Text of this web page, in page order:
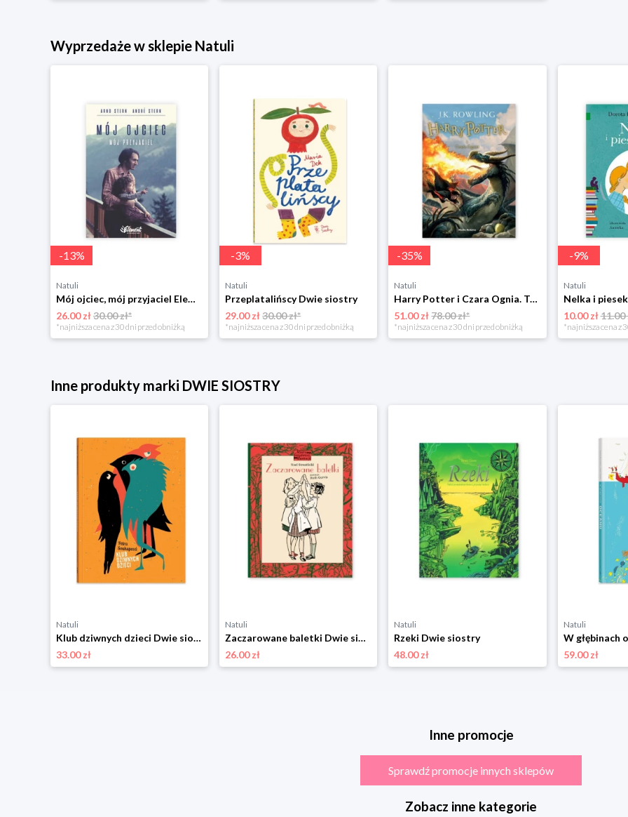
Wyprzedaże w sklepie Natuli
-13%
Natuli
Mój ojciec, mój przyjaciel Element
26.00 zł30.00 zł*
*najniższa cena z 30 dni przed obniżką
-3%
Natuli
Przeplatalińscy Dwie siostry
29.00 zł30.00 zł*
*najniższa cena z 30 dni przed obniżką
-35%
Natuli
Harry Potter i Czara Ognia. Tom 4 Media rodzina
51.00 zł78.00 zł*
*najniższa cena z 30 dni przed obniżką
-9%
Natuli
10.00 zł11.00
*najniższa cena z
Inne produkty marki DWIE SIOSTRY
Natuli
Klub dziwnych dzieci Dwie siostry
33.00 zł
Natuli
Zaczarowane baletki Dwie siostry
26.00 zł
Natuli
Rzeki Dwie siostry
48.00 zł
Natuli
59.00 zł
Inne promocje
Sprawdź promocje innych sklepów
Zobacz inne kategorie